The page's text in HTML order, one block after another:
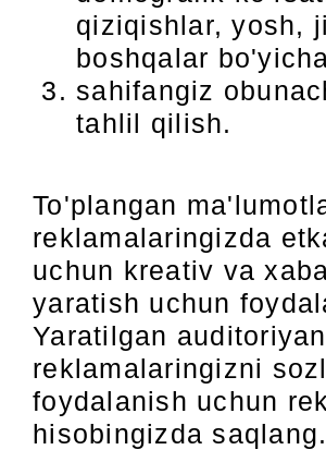
qiziqishlar, yosh,
boshqalar
sahifangiz
tahlil qilish.
To'plangan
reklamalaringizda
uchun kreativ va
yaratish uchun
Yaratilgan
reklamalaringizni
foydalanish uchun
hisobingizda saqlang.